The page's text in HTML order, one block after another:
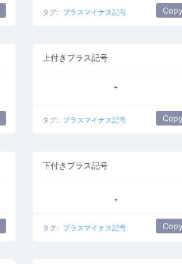
タグ: プラスマイナス記号 Copy
上付きプラス記号
⁺
タグ: プラスマイナス記号 Copy
下付きプラス記号
₊
タグ: プラスマイナス記号 Copy